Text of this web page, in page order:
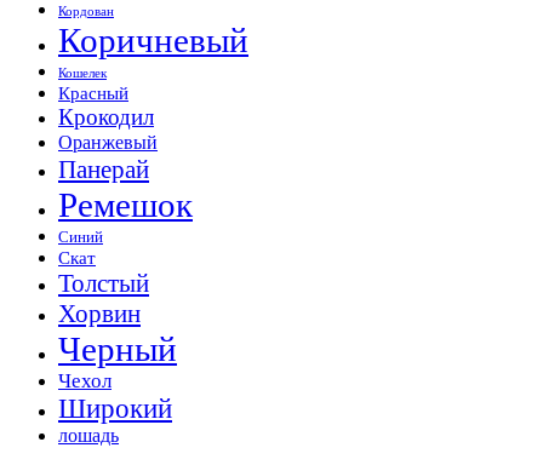
Кордован
Коричневый
Кошелек
Красный
Крокодил
Оранжевый
Панерай
Ремешок
Синий
Скат
Толстый
Хорвин
Черный
Чехол
Широкий
лошадь